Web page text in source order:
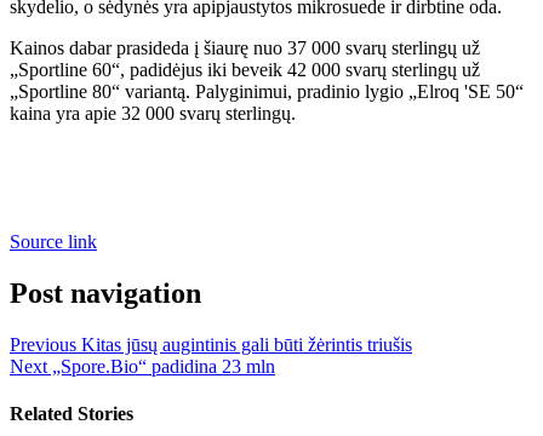
skydelio, o sėdynės yra apipjaustytos mikrosuede ir dirbtine oda.
Kainos dabar prasideda į šiaurę nuo 37 000 svarų sterlingų už
„Sportline 60“, padidėjus iki beveik 42 000 svarų sterlingų už
„Sportline 80“ variantą. Palyginimui, pradinio lygio „Elroq 'SE 50“
kaina yra apie 32 000 svarų sterlingų.
Source link
Post navigation
Previous Kitas jūsų augintinis gali būti žėrintis triušis
Next „Spore.Bio“ padidina 23 mln
Related Stories